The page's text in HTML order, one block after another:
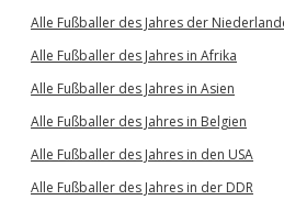
Alle Fußballer des Jahres der
Alle Fußballer des Jahres in Afrika
Alle Fußballer des Jahres in Asien
Alle Fußballer des Jahres in Belgien
Alle Fußballer des Jahres in den USA
Alle Fußballer des Jahres in der DDR